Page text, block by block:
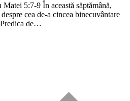
5:7-9 În această săptămână,
cea de-a cincea binecuvântare
Predica de…